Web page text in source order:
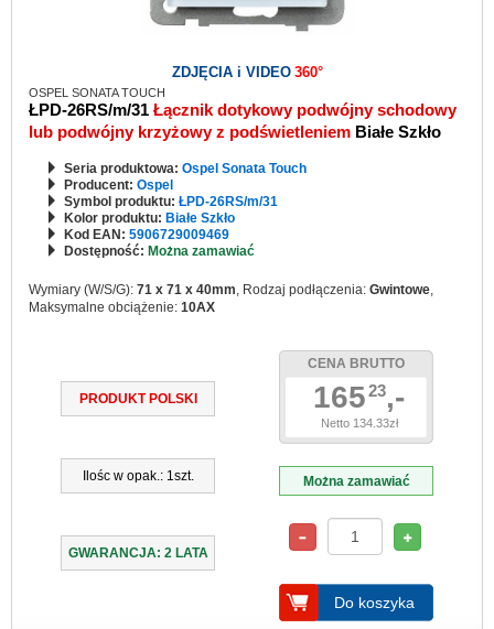
ZDJĘCIA i VIDEO 360°
OSPEL SONATA TOUCH
ŁPD-26RS/m/31 Łącznik dotykowy podwójny schodowy
lub podwójny krzyżowy z podświetleniem Białe Szkło
Seria produktowa: Ospel Sonata Touch
Producent: Ospel
Symbol produktu: ŁPD-26RS/m/31
Kolor produktu: Białe Szkło
Kod EAN: 5906729009469
Dostępność: Można zamawiać
Wymiary (W/S/G): 71 x 71 x 40mm, Rodzaj podłączenia: Gwintowe,
Maksymalne obciążenie: 10AX
PRODUKT POLSKI
Ilośc w opak.: 1szt.
GWARANCJA: 2 LATA
CENA BRUTTO
16523,-
Netto 134.33zł
Można zamawiać
Do koszyka